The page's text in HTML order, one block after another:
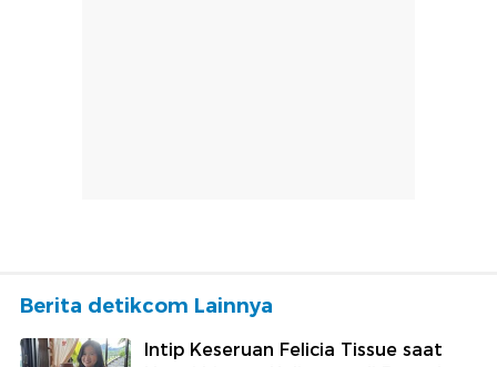
Berita detikcom Lainnya
Intip Keseruan Felicia Tissue saat